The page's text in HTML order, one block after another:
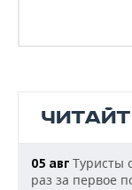
05 авг Туристы
раз за первое